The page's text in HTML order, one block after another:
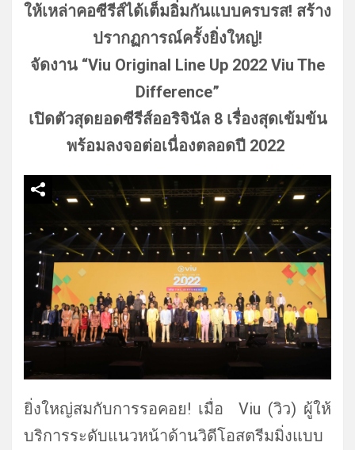
ให้เหล่าคอซีรีส์ได้เต็มอิ่มกันแบบครบรส! สร้าง
ปรากฏการณ์ครั้งยิ่งใหญ่!
จัดงาน “Viu Original Line Up 2022 Viu The
Difference”
เปิดตัวสุดยอดซีรีส์ออริจินัล 8 เรื่องสุดเข้มข้น
พร้อมลงจอต่อเนื่องตลอดปี 2022
ยิ่งใหญ่สมกับการรอคอย! เมื่อ Viu (วิว) ผู้ให้
บริการระดับแนวหน้าด้านวิดีโอสตรีมมิ่งแบบ